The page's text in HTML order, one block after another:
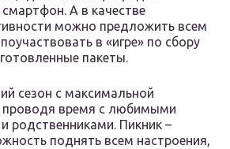
А в качестве
можно предложить всем
в «игре» по сбору
пакеты.
сезон с максимальной
проводя время с любимыми
родственниками. Пикник –
поднять всем настроения,